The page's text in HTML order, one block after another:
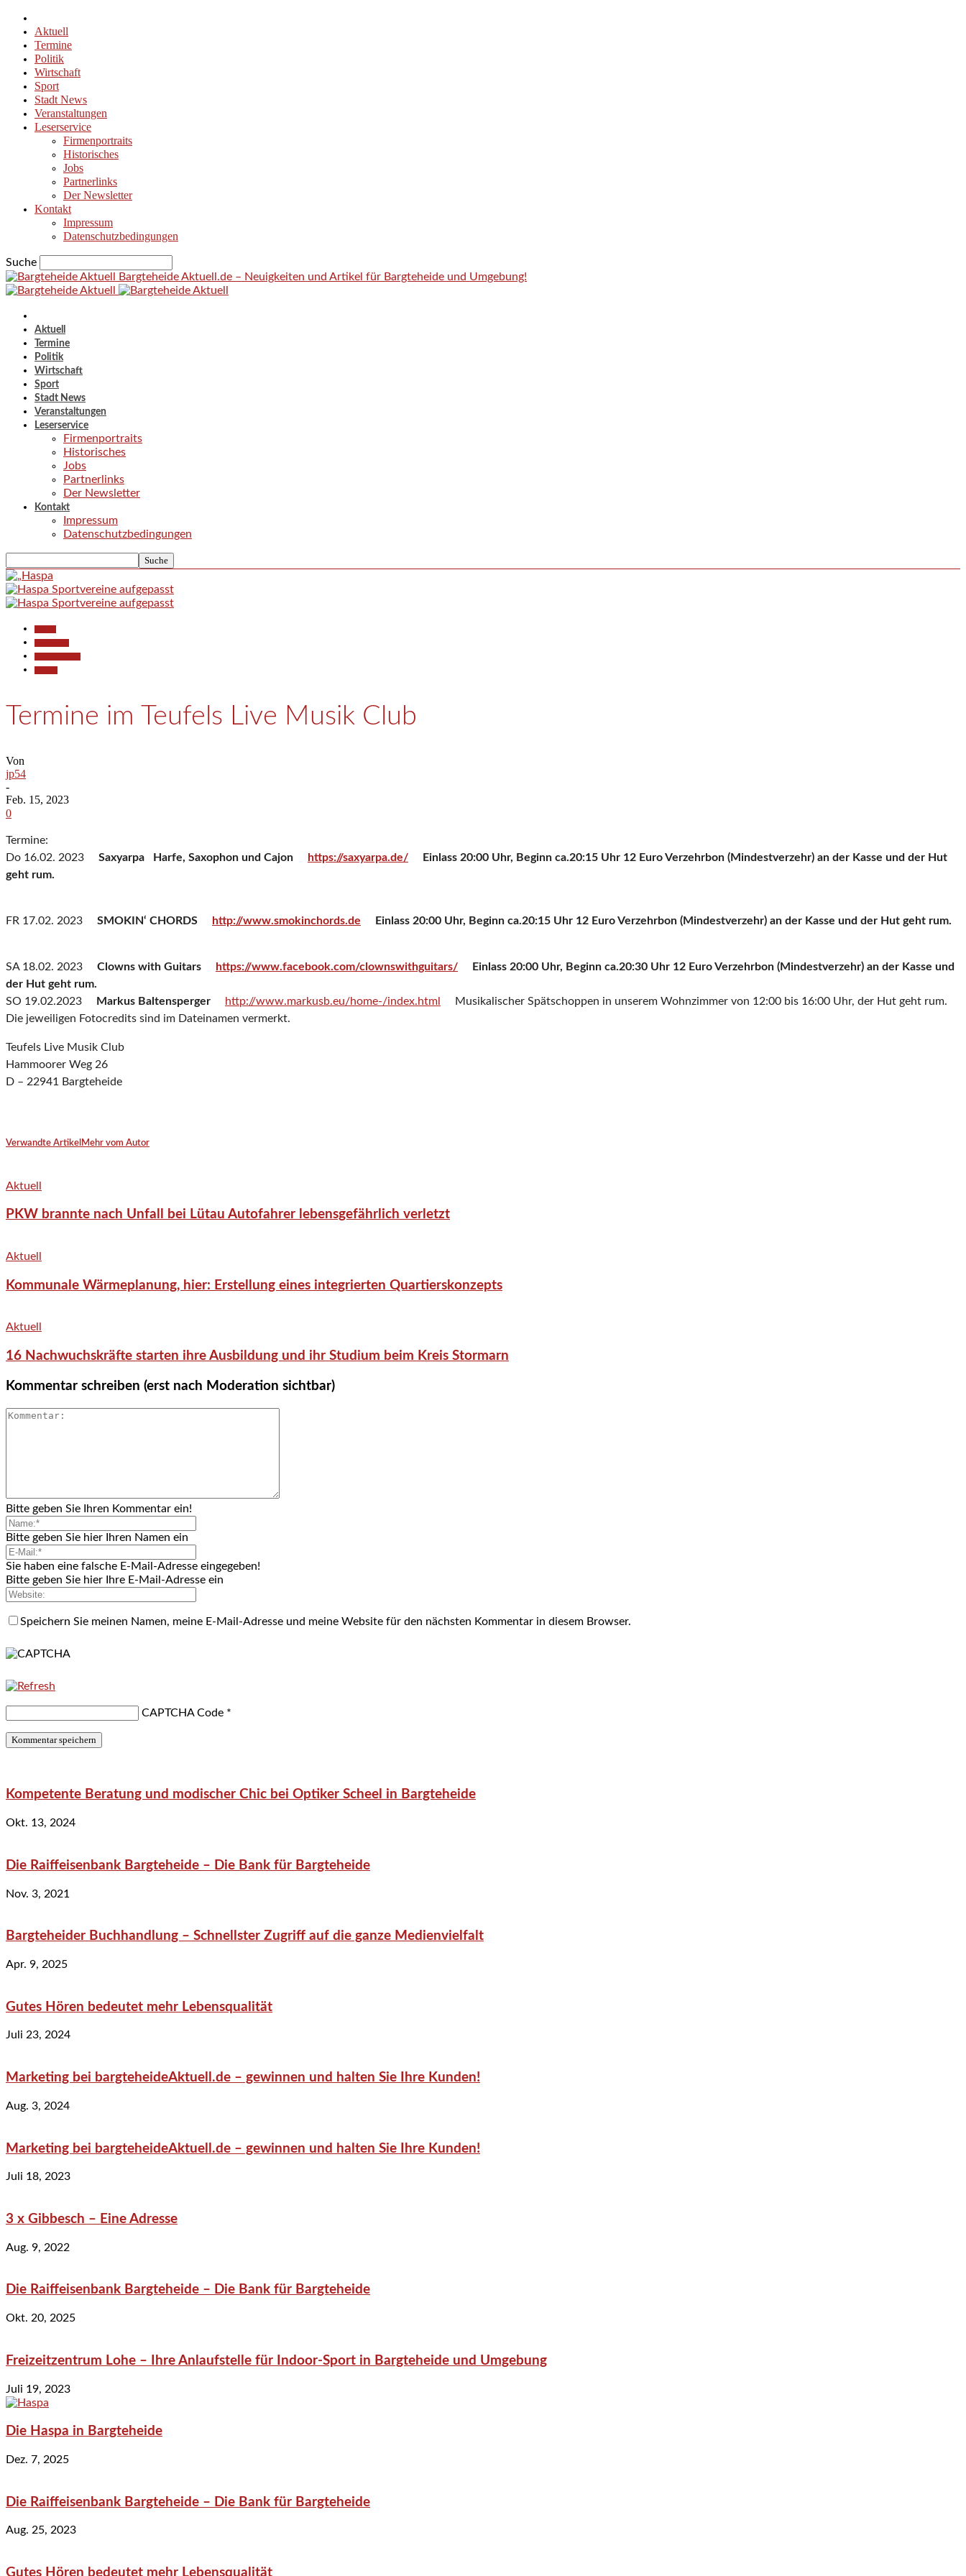
Aktuell
Termine
Politik
Wirtschaft
Sport
Stadt News
Veranstaltungen
Leserservice
Firmenportraits
Historisches
Jobs
Partnerlinks
Der Newsletter
Kontakt
Impressum
Datenschutzbedingungen
Suche
Bargteheide Aktuell.de – Neuigkeiten und Artikel für Bargteheide und Umgebung!
Aktuell
Termine
Politik
Wirtschaft
Sport
Stadt News
Veranstaltungen
Leserservice
Firmenportraits
Historisches
Jobs
Partnerlinks
Der Newsletter
Kontakt
Impressum
Datenschutzbedingungen
Termine im Teufels Live Musik Club
Von
jp54
-
Feb. 15, 2023
0
Termine:
Do 16.02. 2023 Saxyarpa Harfe, Saxophon und Cajon https://saxyarpa.de/ Einlass 20:00 Uhr, Beginn ca.20:15 Uhr 12 Euro Verzehrbon (Mindestverzehr) an der Kasse und der Hut
geht rum.
FR 17.02. 2023 SMOKIN‘ CHORDS http://www.smokinchords.de Einlass 20:00 Uhr, Beginn ca.20:15 Uhr 12 Euro Verzehrbon (Mindestverzehr) an der Kasse und der Hut geht rum.
SA 18.02. 2023 Clowns with Guitars https://www.facebook.com/clownswithguitars/ Einlass 20:00 Uhr, Beginn ca.20:30 Uhr 12 Euro Verzehrbon (Mindestverzehr) an der Kasse und
der Hut geht rum.
SO 19.02.2023
Markus Baltensperger http://www.markusb.eu/home-/index.html
Musikalischer Spätschoppen in unserem Wohnzimmer von 12:00 bis 16:00 Uhr, der Hut geht rum.
Die jeweiligen Fotocredits sind im Dateinamen vermerkt.
Teufels Live Musik Club
Hammoorer Weg 26
D – 22941 Bargteheide
Verwandte Artikel Mehr vom Autor
Aktuell
PKW brannte nach Unfall bei Lütau Autofahrer lebensgefährlich verletzt
Aktuell
Kommunale Wärmeplanung, hier: Erstellung eines integrierten Quartierskonzepts
Aktuell
16 Nachwuchskräfte starten ihre Ausbildung und ihr Studium beim Kreis Stormarn
Kommentar schreiben (erst nach Moderation sichtbar)
Bitte geben Sie Ihren Kommentar ein!
Bitte geben Sie hier Ihren Namen ein
Sie haben eine falsche E-Mail-Adresse eingegeben!
Bitte geben Sie hier Ihre E-Mail-Adresse ein
Speichern Sie meinen Namen, meine E-Mail-Adresse und meine Website für den nächsten Kommentar in diesem Browser.
CAPTCHA Code *
Kompetente Beratung und modischer Chic bei Optiker Scheel in Bargteheide
Okt. 13, 2024
Die Raiffeisenbank Bargteheide – Die Bank für Bargteheide
Nov. 3, 2021
Bargteheider Buchhandlung – Schnellster Zugriff auf die ganze Medienvielfalt
Apr. 9, 2025
Gutes Hören bedeutet mehr Lebensqualität
Juli 23, 2024
Marketing bei bargteheideAktuell.de – gewinnen und halten Sie Ihre Kunden!
Aug. 3, 2024
Marketing bei bargteheideAktuell.de – gewinnen und halten Sie Ihre Kunden!
Juli 18, 2023
3 x Gibbesch – Eine Adresse
Aug. 9, 2022
Die Raiffeisenbank Bargteheide – Die Bank für Bargteheide
Okt. 20, 2025
Freizeitzentrum Lohe – Ihre Anlaufstelle für Indoor-Sport in Bargteheide und Umgebung
Juli 19, 2023
Die Haspa in Bargteheide
Dez. 7, 2025
Die Raiffeisenbank Bargteheide – Die Bank für Bargteheide
Aug. 25, 2023
Gutes Hören bedeutet mehr Lebensqualität